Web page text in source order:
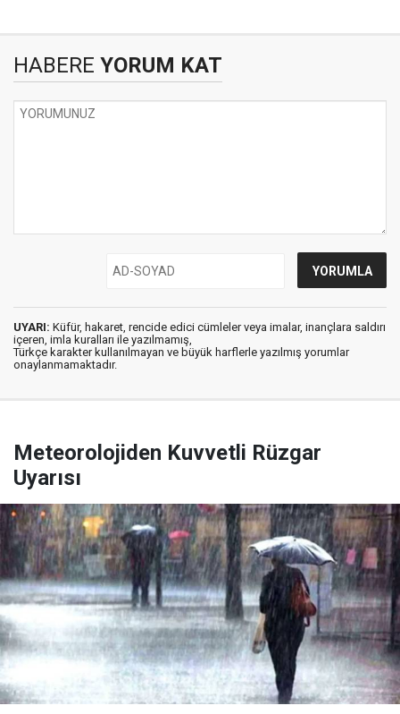
HABERE YORUM KAT
UYARI: Küfür, hakaret, rencide edici cümleler veya imalar, inançlara saldırı
içeren, imla kuralları ile yazılmamış,
Türkçe karakter kullanılmayan ve büyük harflerle yazılmış yorumlar
onaylanmamaktadır.
Meteorolojiden Kuvvetli Rüzgar
Uyarısı